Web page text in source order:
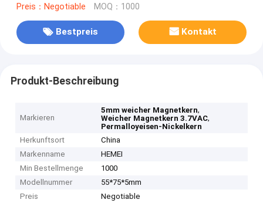
Preis：Negotiable MOQ：1000
Bestpreis Kontakt
Produkt-Beschreibung
Markieren
5mm weicher Magnetkern,
Weicher Magnetkern 3.7VAC,
Permalloyeisen-Nickelkern
Herkunftsort
China
Markenname
HEMEI
Min Bestellmenge
1000
Modellnummer
55*75*5mm
Preis
Negotiable